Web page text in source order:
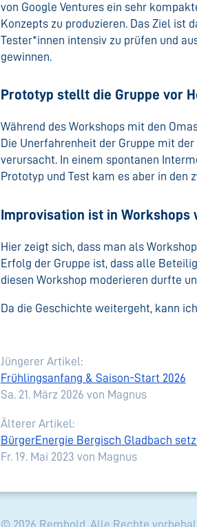
von Google Ventures ein sehr
Konzepts zu produzieren. Das Ziel ist
Tester*innen intensiv zu prüfen und
gewinnen.
Prototyp stellt die Gruppe vor
Während des Workshops mit den
Die Unerfahrenheit der Gruppe mit
verursacht. In einem spontanen
Prototyp und Test kam es aber in den
Improvisation ist in
Hier zeigt sich, dass man als
Erfolg der Gruppe ist, dass alle
diesen Workshop moderieren durfte
Da die Geschichte weitergeht, kann
Jüngerer Artikel:
Frühlingsanfang & Saison-Start 2026
Sa. 21. März 2026 von Magnus
Älterer Artikel:
BürgerEnergie Bergisch Gladbach
Fr. 19. Mai 2023 von Magnus
© 2026 Rembold. Alle Rechte